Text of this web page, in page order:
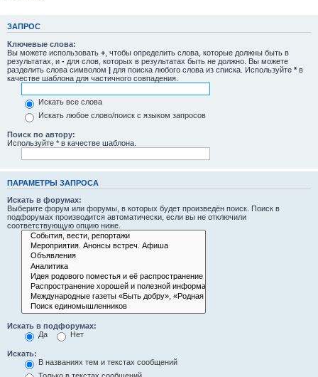
ЗАПРОС
Ключевые слова:
Вы можете использовать + , чтобы определить слова, которые должны быть в
результатах, и - для слов, которых в результатах быть не должно. Вы можете
разделить слова символом | для поиска любого слова из списка. Используйте * в
качестве шаблона для частичного совпадения.
Искать все слова
Искать любое слово/поиск с языком запросов
Поиск по автору:
Используйте * в качестве шаблона.
ПАРАМЕТРЫ ЗАПРОСА
Искать в форумах:
Выберите форум или форумы, в которых будет произведён поиск. Поиск в
подфорумах производится автоматически, если вы не отключили
соответствующую опцию ниже.
Искать в подфорумах:
Да
Нет
Искать:
В названиях тем и текстах сообщений